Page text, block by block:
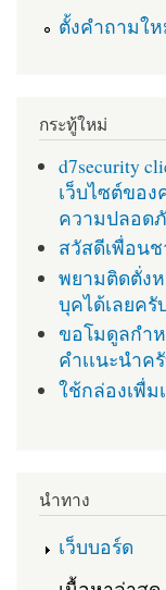
ตั้งคำถามใ
กระทู้ใหม่
d7security
เว็บไซต์ของ
ความปลอด
สวัสดีเพื่อนช
พยามติดตั่งห
บุคได้เลยค
ขอโมดูลกำ
คำเเนะนำค
ใช้กล่องเพื่
นำทาง
เว็บบอร์ด